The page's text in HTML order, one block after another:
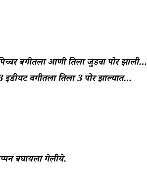
बगीतला आणी तिला जुडवा पोर झाली…
इडीयट बगीतला तिला 3 पोर झाल्यात…
बघायला गेलीये.